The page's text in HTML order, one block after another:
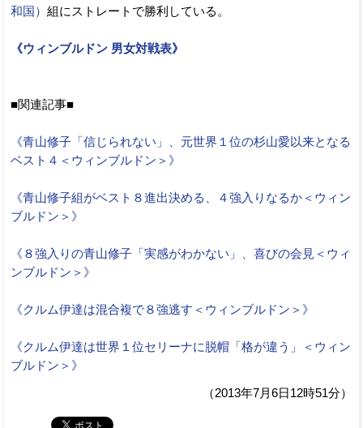
和国） 組にストレートで勝利している。
《ウィンブルドン 男女対戦表》
■関連記事■
《青山修子「信じられない」、元世界１位の杉山愛以来となる
ベスト４＜ウィンブルドン＞》
《青山修子組がベスト８進出決める、４強入りなるか＜ウィン
ブルドン＞》
《８強入りの青山修子「実感がわかない」、喜びの会見＜ウィ
ンブルドン＞》
《クルム伊達は混合複で８強逃す＜ウィンブルドン＞》
《クルム伊達は世界１位セリーナに脱帽「格が違う」＜ウィン
ブルドン＞》
（2013年7月6日12時51分）